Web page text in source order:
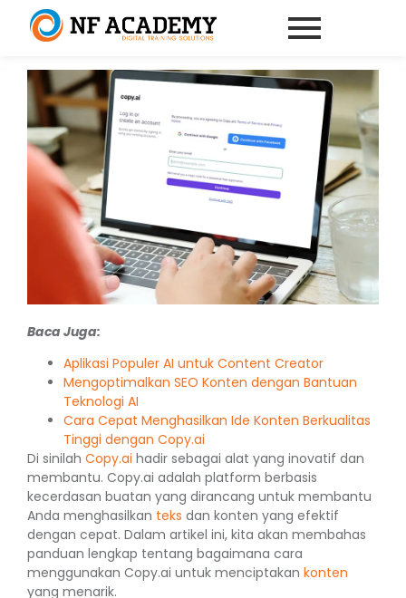
Baca Juga:
Aplikasi Populer AI untuk Content Creator
Mengoptimalkan SEO Konten dengan Bantuan
Teknologi AI
Cara Cepat Menghasilkan Ide Konten Berkualitas
Tinggi dengan Copy.ai
Di sinilah Copy.ai hadir sebagai alat yang inovatif dan
membantu. Copy.ai adalah platform berbasis
kecerdasan buatan yang dirancang untuk membantu
Anda menghasilkan teks dan konten yang efektif
dengan cepat. Dalam artikel ini, kita akan membahas
panduan lengkap tentang bagaimana cara
menggunakan Copy.ai untuk menciptakan konten
yang menarik.